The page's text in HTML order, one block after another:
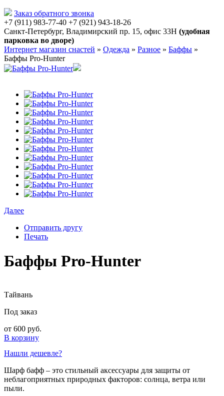
Заказ обратного звонка
+7 (911) 983-77-40 ‭+7 (921) 943-18-26
Санкт-Петербург, Владимирский пр. 15, офис 33Н (удобная
парковка во дворе)
Интернет магазин снастей » Одежда » Разное » Баффы »
Баффы Pro-Hunter
Далее
Отправить другу
Печать
Баффы Pro-Hunter
Тайвань
Под заказ
от 600 руб.
В корзину
Нашли дешевле?
Шарф бафф – это стильный аксессуары для защиты от
неблагоприятных природных факторов: солнца, ветра или
пыли.